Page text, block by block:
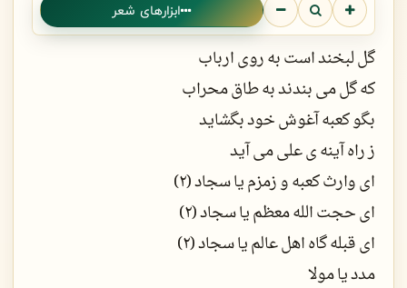
ابزارهای شعر
گل لبخند است به روی ارباب
که گل می بندند به طاق محراب
بگو کعبه آغوش خود بگشاید
ز راه آینه ی علی می آید
ای وارث کعبه و زمزم یا سجاد (2)
ای حجت الله معظم یا سجاد (2)
ای قبله گاه اهل عالم یا سجاد (2)
مدد یا مولا